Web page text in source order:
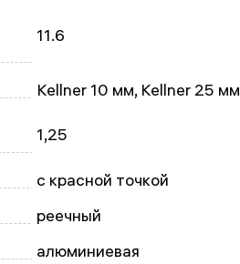
11.6
Kellner 10 мм, Kellner 25 мм
1,25
с красной точкой
реечный
алюминиевая